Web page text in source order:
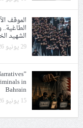
الموقف
الطاغية..
الشهيد
29 يونيو 2026
in
Bahrain
15 يونيو 2026